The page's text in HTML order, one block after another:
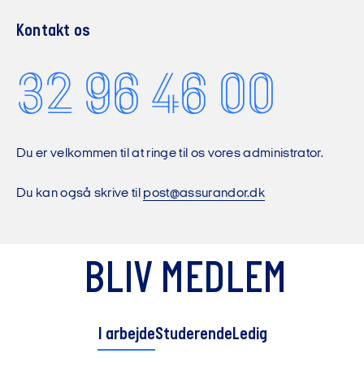
Kontakt os
32 96 46 00
Du er velkommen til at ringe til os vores administrator.
Du kan også skrive til post@assurandor.dk
BLIV MEDLEM
I arbejdeStuderendeLedig